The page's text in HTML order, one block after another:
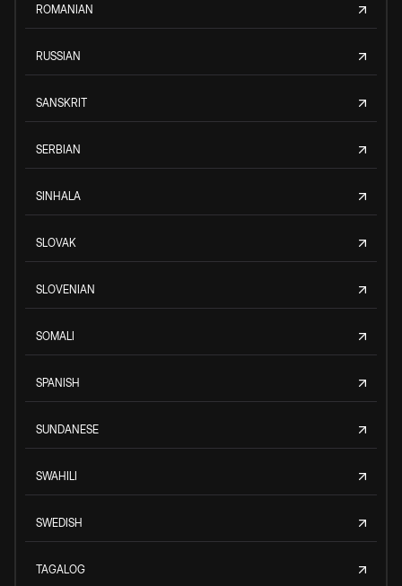
ROMANIAN
RUSSIAN
SANSKRIT
SERBIAN
SINHALA
SLOVAK
SLOVENIAN
SOMALI
SPANISH
SUNDANESE
SWAHILI
SWEDISH
TAGALOG